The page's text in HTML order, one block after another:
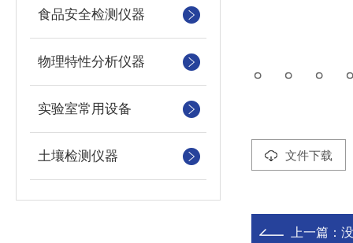
食品安全检测仪器
物理特性分析仪器
实验室常用设备
土壤检测仪器
。。
文件下载
上一篇：